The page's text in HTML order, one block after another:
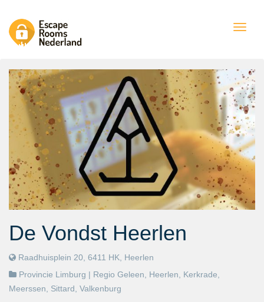
De Vondst Heerlen
Raadhuisplein 20, 6411 HK, Heerlen
Provincie Limburg | Regio Geleen Heerlen Kerkrade
Meerssen
Sittard Valkenburg